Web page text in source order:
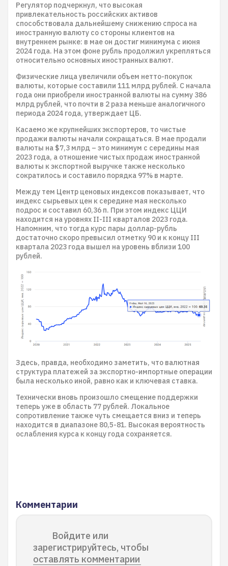
Регулятор подчеркнул, что высокая
привлекательность российских активов
способствовала дальнейшему снижению спроса на
иностранную валюту со стороны клиентов на
внутреннем рынке: в мае он достиг минимума с июня
2024 года. На этом фоне рубль продолжил укрепляться
относительно основных иностранных валют.
Физические лица увеличили объем нетто-покупок
валюты, которые составили 111 млрд рублей. С начала
года они приобрели иностранной валюты на сумму 386
млрд рублей, что почти в 2 раза меньше аналогичного
периода 2024 года, утверждает ЦБ.
Касаемо же крупнейших экспортеров, то чистые
продажи валюты начали сокращаться. В мае продали
валюты на $7,3 млрд – это минимум с середины мая
2023 года, а отношение чистых продаж иностранной
валюты к экспортной выручке также несколько
сократилось и составило порядка 97% в марте.
Между тем Центр ценовых индексов показывает, что
индекс сырьевых цен к середине мая несколько
подрос и составил 60,36 п. При этом индекс ЦЦИ
находится на уровнях II-III кварталов 2023 года.
Напомним, что тогда курс пары доллар-рубль
достаточно скоро превысил отметку 90 и к концу III
квартала 2023 года вышел на уровень вблизи 100
рублей.
Здесь, правда, необходимо заметить, что валютная
структура платежей за экспортно-импортные операции
была несколько иной, равно как и ключевая ставка.
Технически вновь произошло смещение поддержки
теперь уже в область 77 рублей. Локальное
сопротивление также чуть смещается вниз и теперь
находится в диапазоне 80,5-81. Высокая вероятность
ослабления курса к концу года сохраняется.
Комментарии
Войдите или
зарегистрируйтесь, чтобы
оставлять комментарии